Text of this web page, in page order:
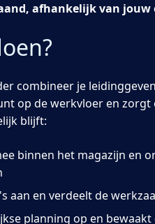
afhankelijk van jouw
combineer je
op de werkvloer en
blijft:
binnen het magazijn en
aan en verdeelt de
planning op en